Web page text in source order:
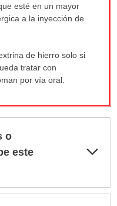
esté en un mayor
a la inyección de
de hierro solo si
tratar con
por vía oral.
o
este